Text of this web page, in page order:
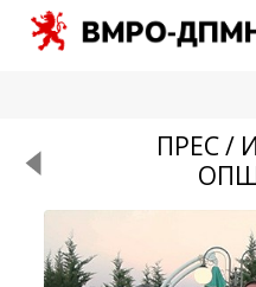
ПРЕС /